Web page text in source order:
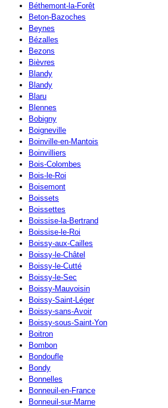
Béthemont-la-Forêt
Beton-Bazoches
Beynes
Bézalles
Bezons
Bièvres
Blandy
Blandy
Blaru
Blennes
Bobigny
Boigneville
Boinville-en-Mantois
Boinvilliers
Bois-Colombes
Bois-le-Roi
Boisemont
Boissets
Boissettes
Boissise-la-Bertrand
Boissise-le-Roi
Boissy-aux-Cailles
Boissy-le-Châtel
Boissy-le-Cutté
Boissy-le-Sec
Boissy-Mauvoisin
Boissy-Saint-Léger
Boissy-sans-Avoir
Boissy-sous-Saint-Yon
Boitron
Bombon
Bondoufle
Bondy
Bonnelles
Bonneuil-en-France
Bonneuil-sur-Marne